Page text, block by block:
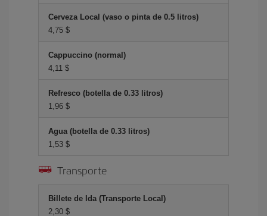
Cerveza Local (vaso o pinta de 0.5 litros)
4,75 $
Cappuccino (normal)
4,11 $
Refresco (botella de 0.33 litros)
1,96 $
Agua (botella de 0.33 litros)
1,53 $
Transporte
Billete de Ida (Transporte Local)
2,30 $